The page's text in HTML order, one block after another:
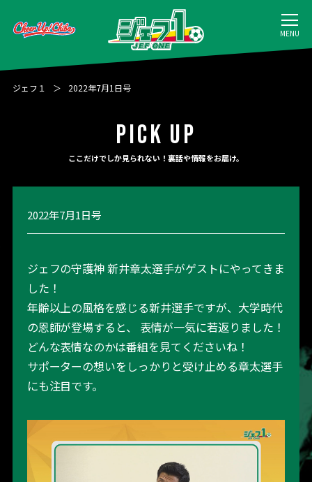
MENU
ジェフ１ 2022年7月1日号
PICK UP
ここだけでしか見られない！裏話や情報をお届け。
2022年7月1日号
ジェフの守護神 新井章太選手がゲストにやってきま
した！
年齢以上の風格を感じる新井選手ですが、大学時代
の恩師が登場すると、
表情が一気に若返りました！
どんな表情なのかは番組を見てくださいね！
サポーターの想いをしっかりと受け止める章太選手
にも注目です。